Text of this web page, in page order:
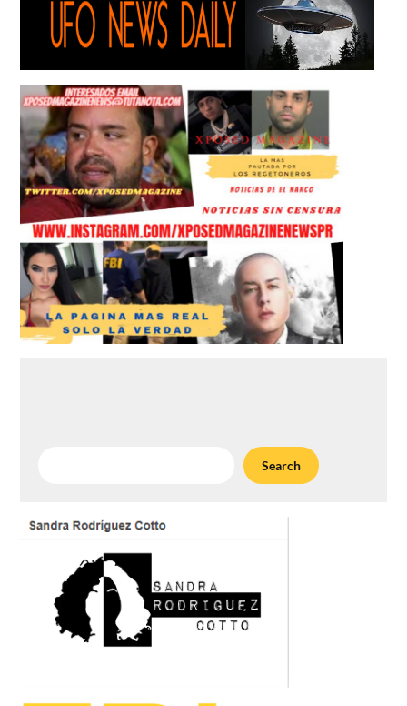
Search